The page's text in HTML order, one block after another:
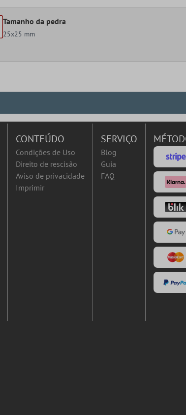
Tamanho da pedra
25x25 mm
CONTEÚDO
Condições de Uso
Direito de rescisão
Aviso de privacidade
Imprimir
SERVIÇO
Blog
Guia
FAQ